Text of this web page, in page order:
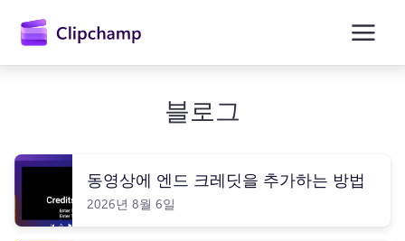
로
블로그
동영상에 엔드 크레딧을 추가하는 방법
2026년 8월 6일